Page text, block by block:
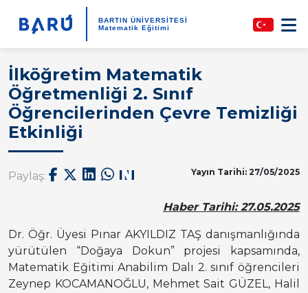
BARTIN ÜNİVERSİTESİ
Matematik Eğitimi
İlköğretim Matematik
Öğretmenliği 2. Sınıf
Öğrencilerinden Çevre Temizliği
Etkinliği
Paylaş: Yayın Tarihi: 27/05/2025
Haber Tarihi: 27.05.2025
Dr. Öğr. Üyesi Pınar AKYILDIZ TAŞ danışmanlığında
yürütülen “Doğaya Dokun” projesi kapsamında,
Matematik Eğitimi Anabilim Dalı 2. sınıf öğrencileri
Zeynep KOCAMANOĞLU, Mehmet Sait GÜZEL, Halil